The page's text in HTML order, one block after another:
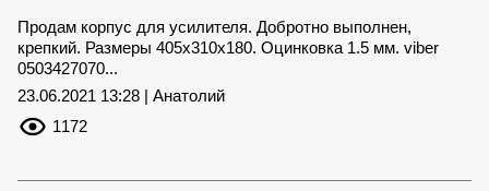
Продам корпус для усилителя. Добротно выполнен,
крепкий. Размеры 405х310х180. Оцинковка 1.5 мм. viber
0503427070...
23.06.2021 13:28 | Анатолий
1172